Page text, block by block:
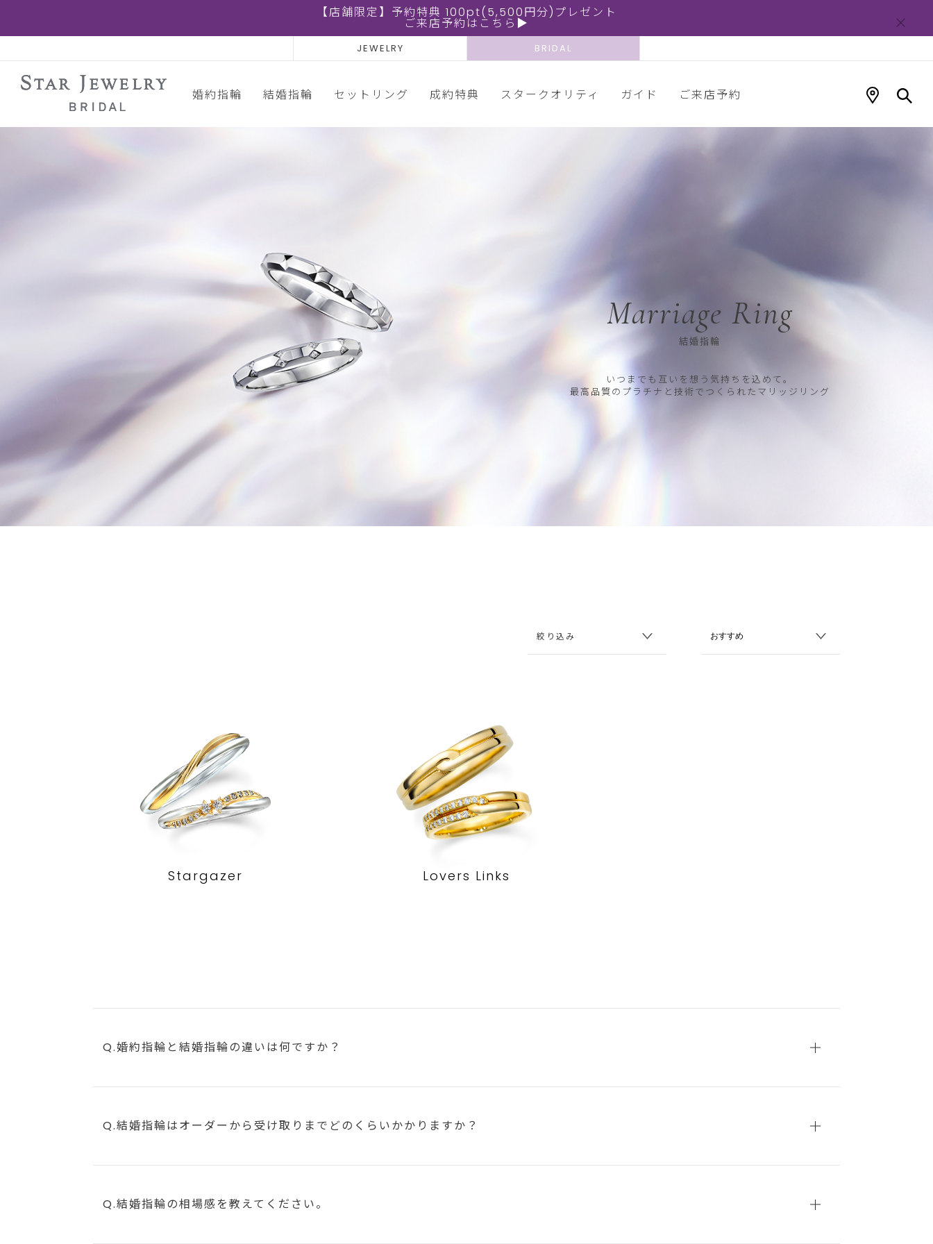
【店舗限定】予約特典 100pt(5,500円分)プレゼント
ご来店予約はこちら▶
JEWELRY BRIDAL
婚約指輪 結婚指輪 セットリング 成約特典 スタークオリティ ガイド ご来店予約
Marriage Ring
結婚指輪
いつまでも互いを想う気持ちを込めて。
最高品質のプラチナと技術でつくられたマリッジリング
絞り込み
Stargazer Lovers Links
Q.婚約指輪と結婚指輪の違いは何ですか？
Q.結婚指輪はオーダーから受け取りまで どのくらいかかりますか？
Q.結婚指輪の相場感を教えてください。